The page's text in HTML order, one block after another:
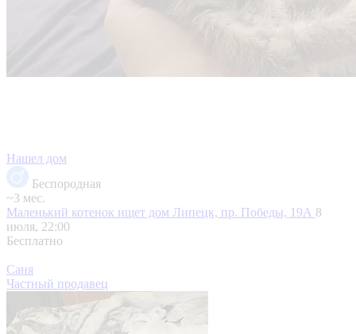
Нашел дом
Беспородная
~3 мес.
Маленький котенок ищет дом Липецк, пр. Победы, 19А 8
июля, 22:00
Бесплатно
Саня
Частный продавец